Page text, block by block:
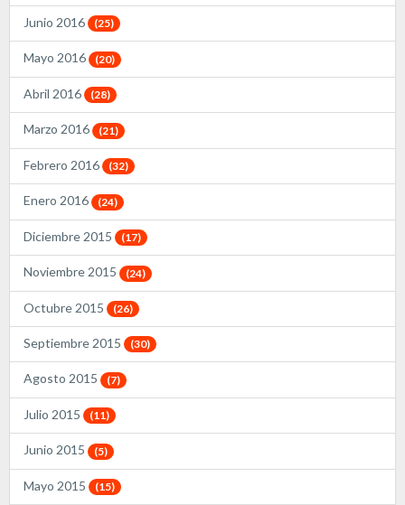
Junio 2016 (25)
Mayo 2016 (20)
Abril 2016 (28)
Marzo 2016 (21)
Febrero 2016 (32)
Enero 2016 (24)
Diciembre 2015 (17)
Noviembre 2015 (24)
Octubre 2015 (26)
Septiembre 2015 (30)
Agosto 2015 (7)
Julio 2015 (11)
Junio 2015 (5)
Mayo 2015 (15)